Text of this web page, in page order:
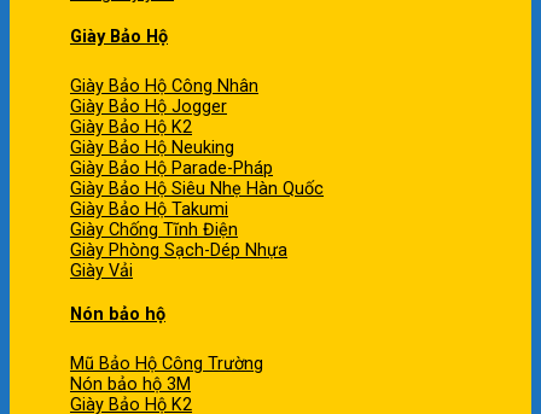
Giày Bảo Hộ
Giày Bảo Hộ Công Nhân
Giày Bảo Hộ Jogger
Giày Bảo Hộ K2
Giày Bảo Hộ Neuking
Giày Bảo Hộ Parade-Pháp
Giày Bảo Hộ Siêu Nhẹ Hàn Quốc
Giày Bảo Hộ Takumi
Giày Chống Tĩnh Điện
Giày Phòng Sạch-Dép Nhựa
Giày Vải
Nón bảo hộ
Mũ Bảo Hộ Công Trường
Nón bảo hộ 3M
Giày Bảo Hộ K2